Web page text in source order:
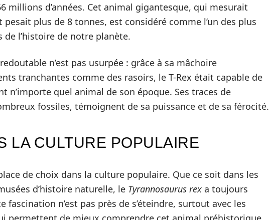
millions d’années. Cet animal gigantesque, qui mesurait
pesait plus de 8 tonnes, est considéré comme l’un des plus
l’histoire de notre planète.
n’est pas usurpée : grâce à sa mâchoire
tranchantes comme des rasoirs, le T-Rex était capable de
n’importe quel animal de son époque. Ses traces de
fossiles, témoignent de sa puissance et de sa férocité.
LA CULTURE POPULAIRE
de choix dans la culture populaire. Que ce soit dans les
d’histoire naturelle, le Tyrannosaurus rex a toujours
fascination n’est pas près de s’éteindre, surtout avec les